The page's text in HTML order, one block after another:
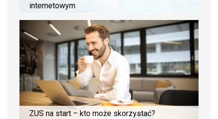
internetowym
ZUS na start – kto może skorzystać?